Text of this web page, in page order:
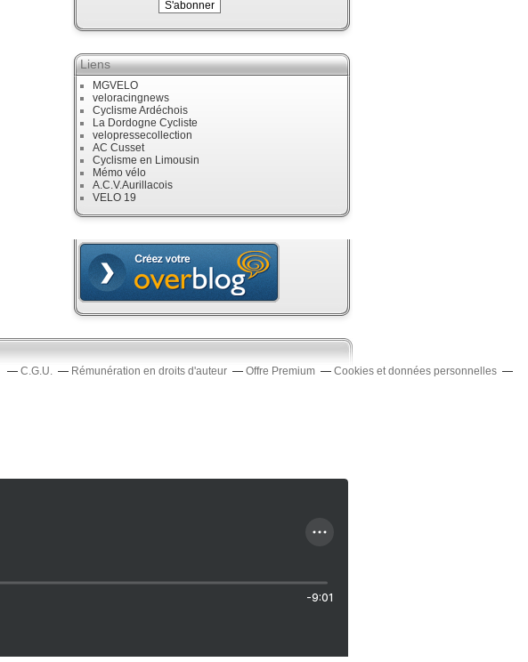
Liens
MGVELO
veloracingnews
Cyclisme Ardéchois
La Dordogne Cycliste
velopressecollection
AC Cusset
Cyclisme en Limousin
Mémo vélo
A.C.V.Aurillacois
VELO 19
C.G.U. Rémunération en droits d'auteur Offre Premium
Cookies et données personnelles
-9:01